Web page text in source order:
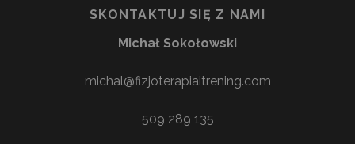
SKONTAKTUJ SIĘ Z NAMI
Michał Sokołowski
michal@fizjoterapiaitrening.com
509 289 135